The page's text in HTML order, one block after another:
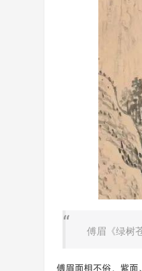
傅眉《绿树
傅眉面相不俗，紫